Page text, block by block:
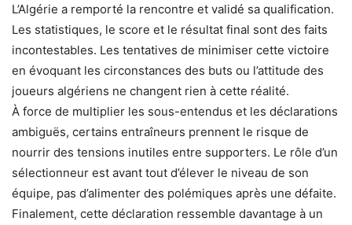
L’Algérie a remporté la rencontre et validé sa qualification.
Les statistiques, le score et le résultat final sont des faits
incontestables. Les tentatives de minimiser cette victoire
en évoquant les circonstances des buts ou l’attitude des
joueurs algériens ne changent rien à cette réalité.
À force de multiplier les sous-entendus et les déclarations
ambiguës, certains entraîneurs prennent le risque de
nourrir des tensions inutiles entre supporters. Le rôle d’un
sélectionneur est avant tout d’élever le niveau de son
équipe, pas d’alimenter des polémiques après une défaite.
Finalement, cette déclaration ressemble davantage à un